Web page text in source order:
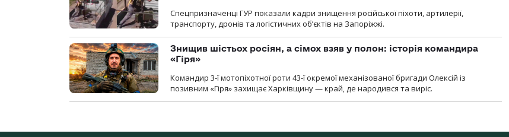
Спецпризначенці ГУР показали кадри знищення російської піхоти, артилерії,
транспорту, дронів та логістичних об’єктів на Запоріжжі.
Знищив шістьох росіян, а сімох взяв у полон: історія командира
«Гіря»
Командир 3-ї мотопіхотної роти 43-ї окремої механізованої бригади Олексій із
позивним «Гіря» захищає Харківщину — край, де народився та виріс.